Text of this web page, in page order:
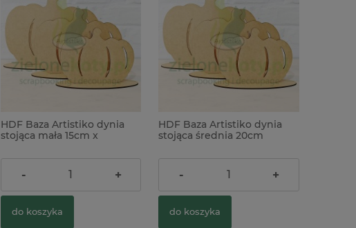
HDF Baza Artistiko dynia
stojąca mała 15cm x
6,00 zł
- +
do koszyka
HDF Baza Artistiko dynia
stojąca średnia 20cm
8,90 zł
- +
do koszyka